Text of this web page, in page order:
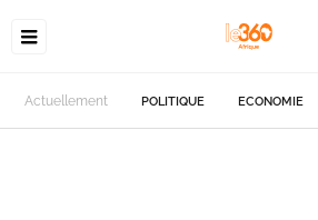
Actuellement POLITIQUE ECONOMIE